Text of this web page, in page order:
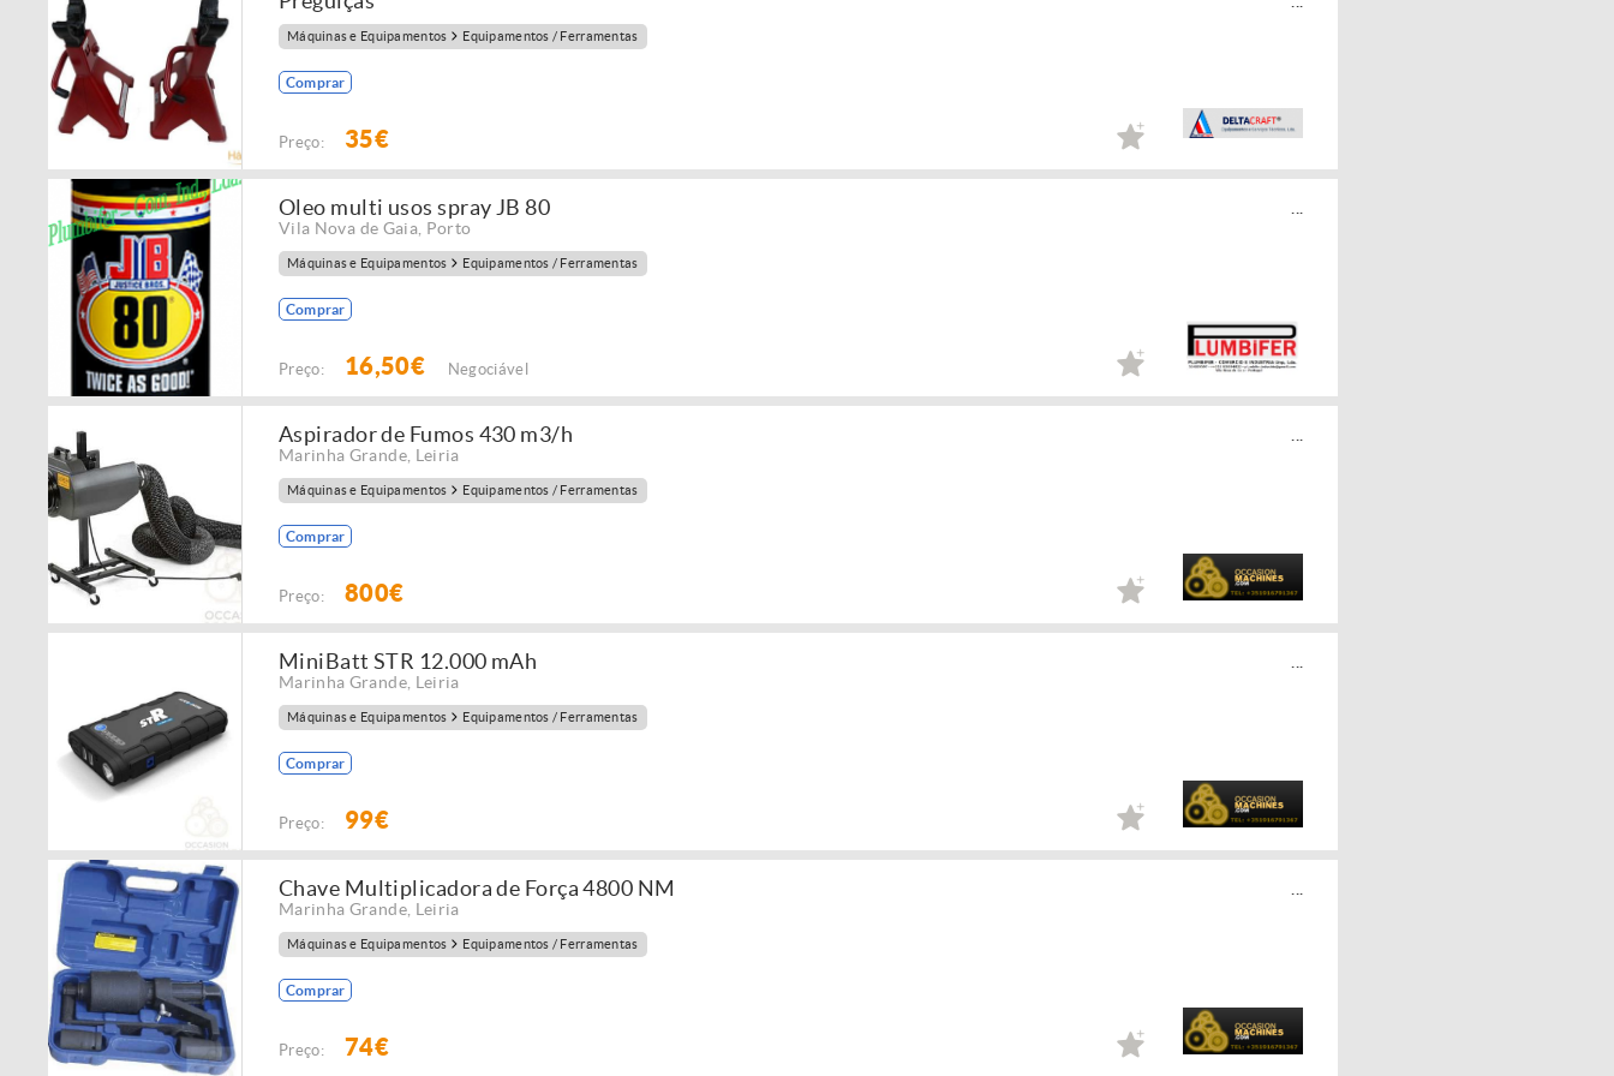
Máquinas e Equipamentos Equipamentos / Ferramentas
Comprar
Preço: 35€
Oleo multi usos spray JB 80
Vila Nova de Gaia, Porto
Máquinas e Equipamentos Equipamentos / Ferramentas
Comprar
Preço: 16,50€ Negociável
Aspirador de Fumos 430 m3/h
Marinha Grande, Leiria
Máquinas e Equipamentos Equipamentos / Ferramentas
Comprar
Preço: 800€
MiniBatt STR 12.000 mAh
Marinha Grande, Leiria
Máquinas e Equipamentos Equipamentos / Ferramentas
Comprar
Preço: 99€
Chave Multiplicadora de Força 4800 NM
Marinha Grande, Leiria
Máquinas e Equipamentos Equipamentos / Ferramentas
Comprar
Preço: 74€